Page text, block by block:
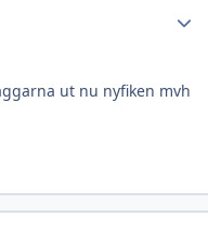
ut nu nyfiken mvh